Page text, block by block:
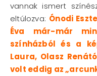
vannak ismert
eltúlozva: Ónodi
Éva már-már
színházból és a
Laura, Olasz
volt eddig az